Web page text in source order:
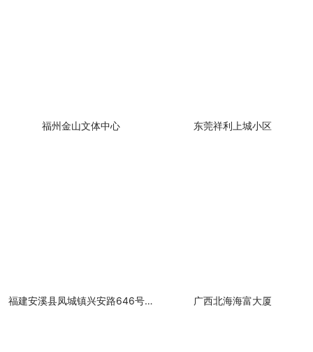
福州金山文体中心 东莞祥利上城小区
福建安溪县凤城镇兴安路646号春秋盛世金元二期 广西北海海富大厦